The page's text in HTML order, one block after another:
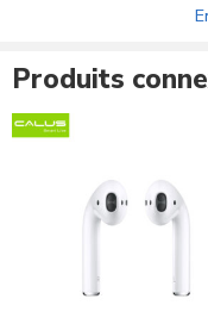
Commentaires
Il n'y a pas encore de
Produits